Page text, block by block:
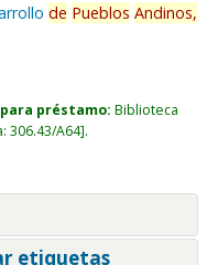
de Pueblos Andinos,
préstamo: Biblioteca
306.43/A64 .
etiquetas